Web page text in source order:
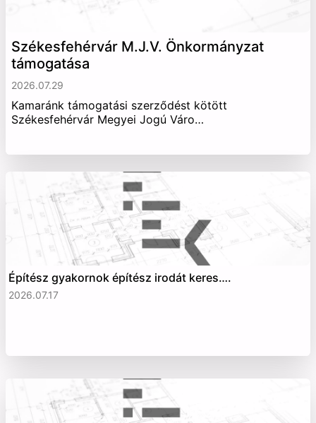
Székesfehérvár M.J.V. Önkormányzat
támogatása
2026.07.29
Kamaránk támogatási szerződést kötött
Székesfehérvár Megyei Jogú Váro…
Építész gyakornok építész irodát keres….
2026.07.17